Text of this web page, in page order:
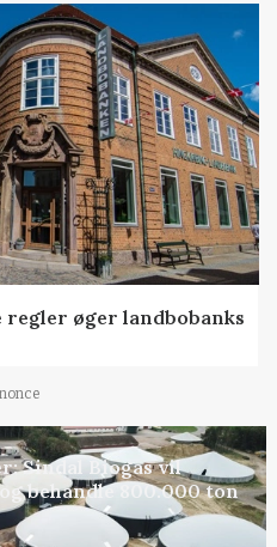
øger landbobanks
Sindal Biogas vil
behandle 800.000 ton